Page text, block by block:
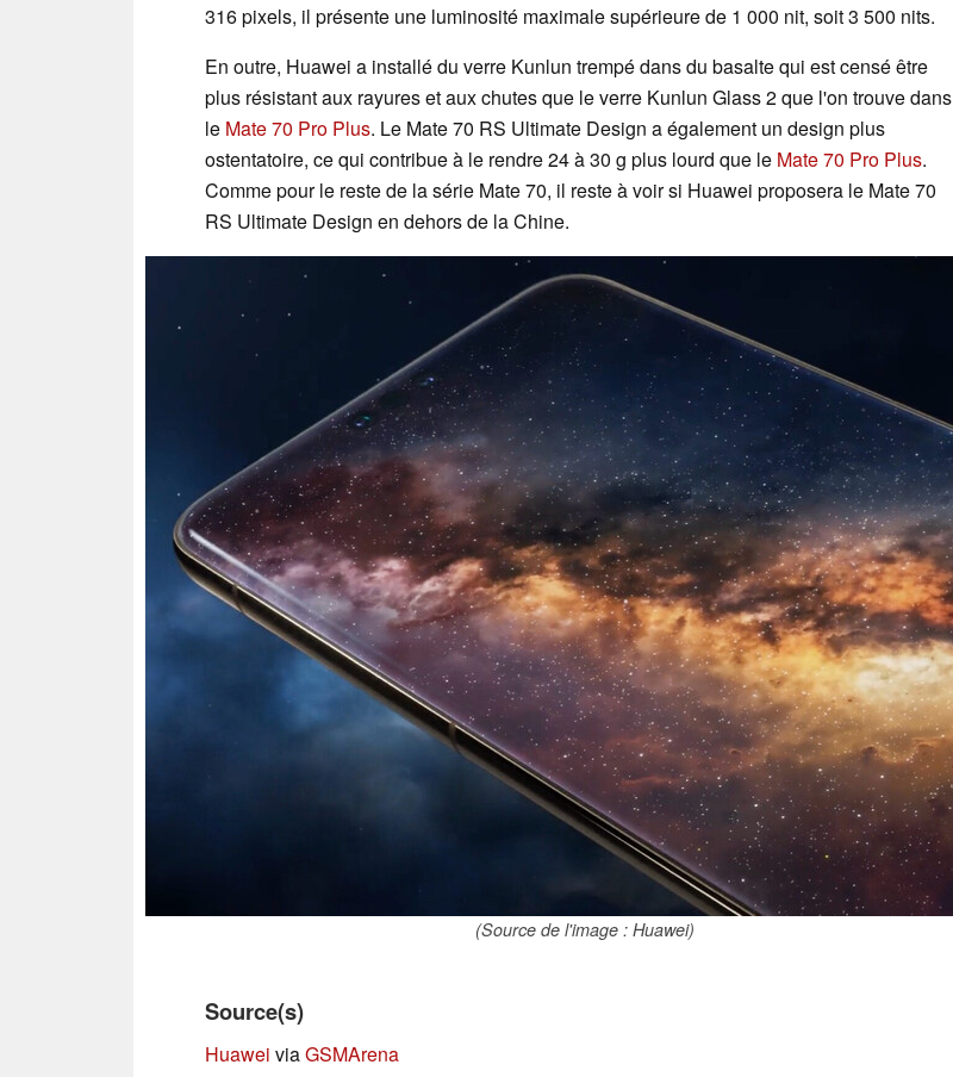
316 pixels, il présente une luminosité maximale supérieure de 1 000 nit, soit 3 500 nits.
En outre, Huawei a installé du verre Kunlun trempé dans du basalte qui est censé être
plus résistant aux rayures et aux chutes que le verre Kunlun Glass 2 que l'on trouve dans
le Mate 70 Pro Plus. Le Mate 70 RS Ultimate Design a également un design plus
ostentatoire, ce qui contribue à le rendre 24 à 30 g plus lourd que le Mate 70 Pro Plus.
Comme pour le reste de la série Mate 70, il reste à voir si Huawei proposera le Mate 70
RS Ultimate Design en dehors de la Chine.
(Source de l'image : Huawei)
Source(s)
Huawei viaGSMArena